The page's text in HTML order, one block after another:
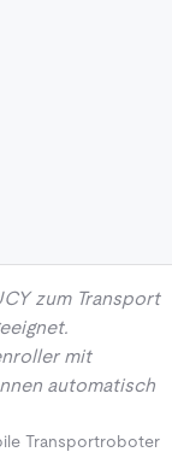
zum Transport
mit
automatisch
Transportroboter